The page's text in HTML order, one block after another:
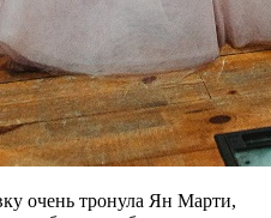
очень тронула Ян Марти,